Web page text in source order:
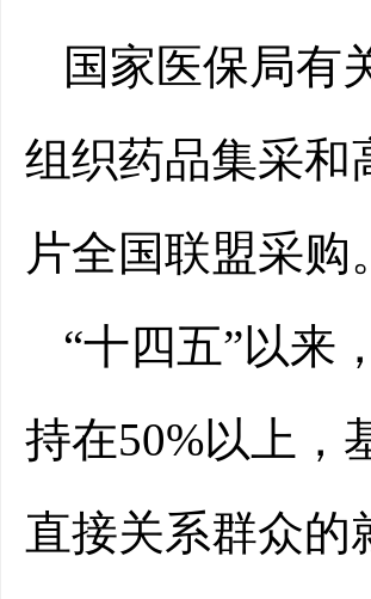
国家医保局有
组织药品集采和
片全国联盟采购。
“十四五”以来
持在50%以上，
直接关系群众的